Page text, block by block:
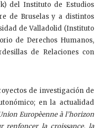
del Instituto de Estudios
de Bruselas y a distintos
de Valladolid (Instituto
de Derechos Humanos,
de Relaciones con
de investigación de
en la actualidad
Europèenne à l’horizon
renfoncer la croissance, la